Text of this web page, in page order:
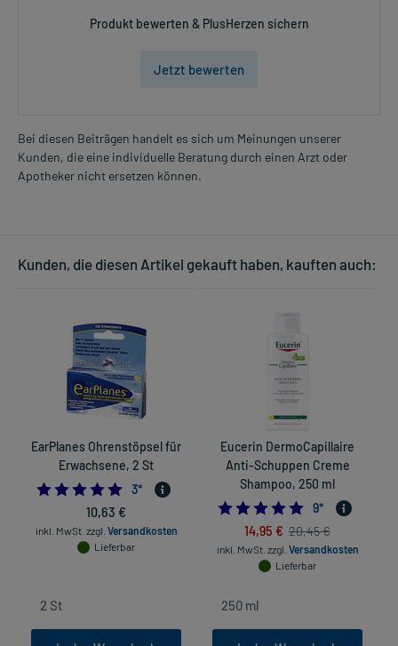
Produkt bewerten & PlusHerzen sichern
Jetzt bewerten
Bei diesen Beiträgen handelt es sich um Meinungen unserer
Kunden, die eine individuelle Beratung durch einen Arzt oder
Apotheker nicht ersetzen können.
Kunden, die diesen Artikel gekauft haben, kauften auch:
EarPlanes Ohrenstöpsel für
Erwachsene, 2 St
5.0
3*
10,63 €
inkl. MwSt. zzgl. Versandkosten
Lieferbar
Eucerin DermoCapillaire
Anti-Schuppen Creme
Shampoo, 250 ml
9*
14,95 € 20,45 €
inkl. MwSt. zzgl. Versandkosten
Lieferbar